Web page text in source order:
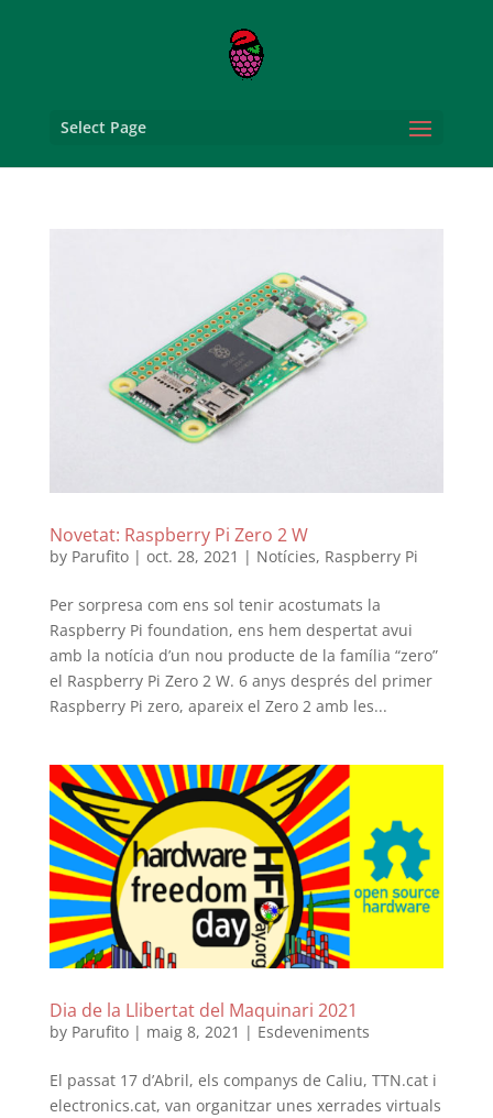
Select Page
Novetat: Raspberry Pi Zero 2 W
by Parufito| oct. 28, 2021 | Notícies, Raspberry Pi
Per sorpresa com ens sol tenir acostumats la
Raspberry Pi foundation, ens hem despertat avui
amb la notícia d’un nou producte de la família “zero”
el Raspberry Pi Zero 2 W. 6 anys després del primer
Raspberry Pi zero, apareix el Zero 2 amb les...
Dia de la Llibertat del Maquinari 2021
by Parufito| maig 8, 2021 | Esdeveniments
El passat 17 d’Abril, els companys de Caliu, TTN.cat i
electronics.cat, van organitzar unes xerrades virtuals